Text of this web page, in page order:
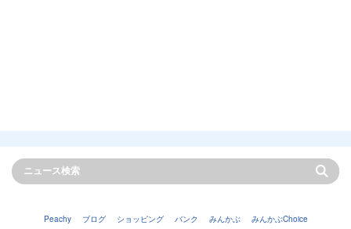
Peachy ブログ ショッピング バンク みんかぶ みんかぶChoice